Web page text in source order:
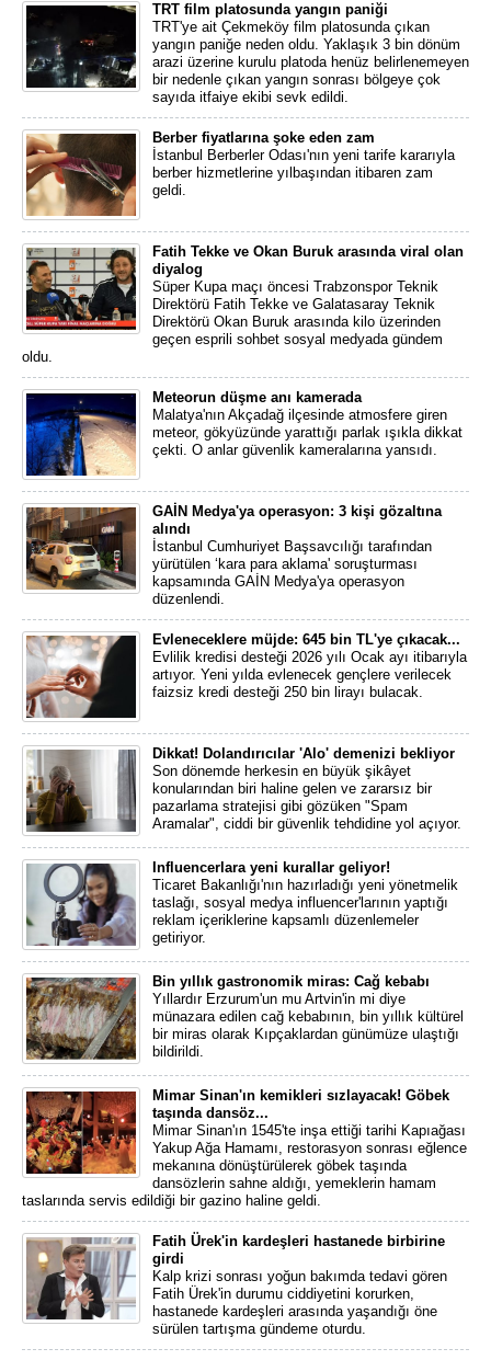
TRT film platosunda yangın paniği
TRT'ye ait Çekmeköy film platosunda çıkan
yangın paniğe neden oldu. Yaklaşık 3 bin dönüm
arazi üzerine kurulu platoda henüz belirlenemeyen
bir nedenle çıkan yangın sonrası bölgeye çok
sayıda itfaiye ekibi sevk edildi.
Berber fiyatlarına şoke eden zam
İstanbul Berberler Odası'nın yeni tarife kararıyla
berber hizmetlerine yılbaşından itibaren zam
geldi.
Fatih Tekke ve Okan Buruk arasında viral olan
diyalog
Süper Kupa maçı öncesi Trabzonspor Teknik
Direktörü Fatih Tekke ve Galatasaray Teknik
Direktörü Okan Buruk arasında kilo üzerinden
geçen esprili sohbet sosyal medyada gündem
oldu.
Meteorun düşme anı kamerada
Malatya'nın Akçadağ ilçesinde atmosfere giren
meteor, gökyüzünde yarattığı parlak ışıkla dikkat
çekti. O anlar güvenlik kameralarına yansıdı.
GAİN Medya'ya operasyon: 3 kişi gözaltına
alındı
İstanbul Cumhuriyet Başsavcılığı tarafından
yürütülen ‘kara para aklama' soruşturması
kapsamında GAİN Medya'ya operasyon
düzenlendi.
Evleneceklere müjde: 645 bin TL'ye çıkacak...
Evlilik kredisi desteği 2026 yılı Ocak ayı itibarıyla
artıyor. Yeni yılda evlenecek gençlere verilecek
faizsiz kredi desteği 250 bin lirayı bulacak.
Dikkat! Dolandırıcılar 'Alo' demenizi bekliyor
Son dönemde herkesin en büyük şikâyet
konularından biri haline gelen ve zararsız bir
pazarlama stratejisi gibi gözüken "Spam
Aramalar", ciddi bir güvenlik tehdidine yol açıyor.
Influencerlara yeni kurallar geliyor!
Ticaret Bakanlığı'nın hazırladığı yeni yönetmelik
taslağı, sosyal medya influencer'larının yaptığı
reklam içeriklerine kapsamlı düzenlemeler
getiriyor.
Bin yıllık gastronomik miras: Cağ kebabı
Yıllardır Erzurum'un mu Artvin'in mi diye
münazara edilen cağ kebabının, bin yıllık kültürel
bir miras olarak Kıpçaklardan günümüze ulaştığı
bildirildi.
Mimar Sinan'ın kemikleri sızlayacak! Göbek
taşında dansöz...
Mimar Sinan'ın 1545'te inşa ettiği tarihi Kapıağası
Yakup Ağa Hamamı, restorasyon sonrası eğlence
mekanına dönüştürülerek göbek taşında
dansözlerin sahne aldığı, yemeklerin hamam
taslarında servis edildiği bir gazino haline geldi.
Fatih Ürek'in kardeşleri hastanede birbirine
girdi
Kalp krizi sonrası yoğun bakımda tedavi gören
Fatih Ürek'in durumu ciddiyetini korurken,
hastanede kardeşleri arasında yaşandığı öne
sürülen tartışma gündeme oturdu.